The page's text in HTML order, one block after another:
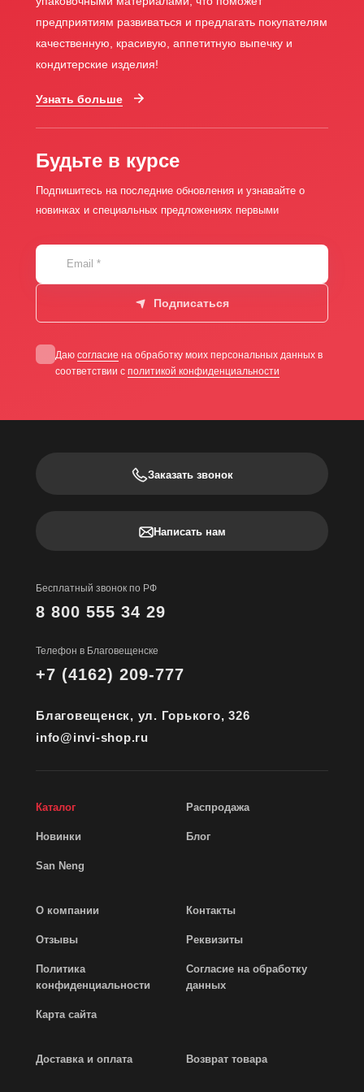
предприятиям развиваться и предлагать покупателям
качественную, красивую, аппетитную выпечку и
кондитерские изделия!
Узнать больше
Будьте в курсе
Подпишитесь на последние обновления и узнавайте о
новинках и специальных предложениях первыми
Email *
Подписаться
Даю согласие на обработку моих персональных данных в
соответствии с политикой конфиденциальности
Заказать звонок
Написать нам
Бесплатный звонок по РФ
8 800 555 34 29
Телефон в Благовещенске
+7 (4162) 209-777
Благовещенск, ул. Горького, 326
info@invi-shop.ru
Каталог Распродажа
Новинки Блог
San Neng
О компании Контакты
Отзывы Реквизиты
Политика
конфиденциальности
Согласие на обработку
данных
Карта сайта
Доставка и оплата Возврат товара